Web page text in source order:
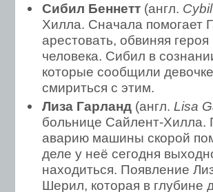
Сибил Беннетт (англ.
Хилла. Сначала помогает
арестовать, обвиняя
человека. Сибил в
которые сообщили
смириться с этим.
Лиза Гарланд (англ. Lisa
больнице Сайлент-Хилла.
аварию машины скорой
деле у неё сегодня
находиться. Появление
Шерил, которая в глубине